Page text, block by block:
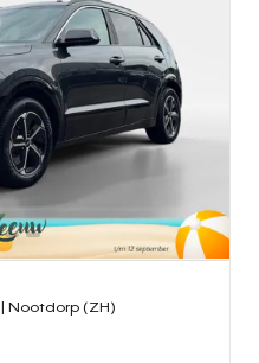
| Nootdorp (ZH)